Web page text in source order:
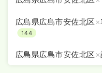
広島県広島市安佐北区 ×
144
広島県広島市安佐北区 ×